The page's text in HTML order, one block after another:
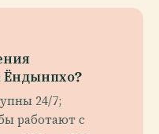
Ёндынпхо?
24/7;
работают с